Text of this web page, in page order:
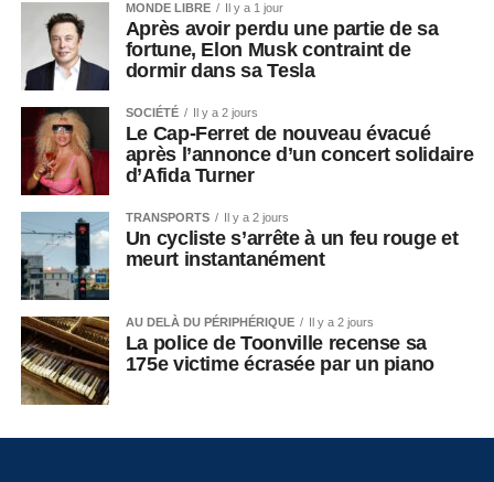
MONDE LIBRE Il y a 1 jour
Après avoir perdu une partie de sa
fortune, Elon Musk contraint de
dormir dans sa Tesla
SOCIÉTÉ Il y a 2 jours
Le Cap-Ferret de nouveau évacué
après l’annonce d’un concert solidaire
d’Afida Turner
TRANSPORTS Il y a 2 jours
Un cycliste s’arrête à un feu rouge et
meurt instantanément
AU DELÀ DU PÉRIPHÉRIQUE Il y a 2 jours
La police de Toonville recense sa
175e victime écrasée par un piano